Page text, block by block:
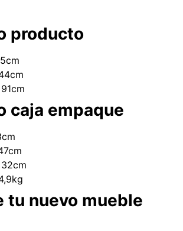
producto
91cm
caja empaque
32cm
tu nuevo mueble